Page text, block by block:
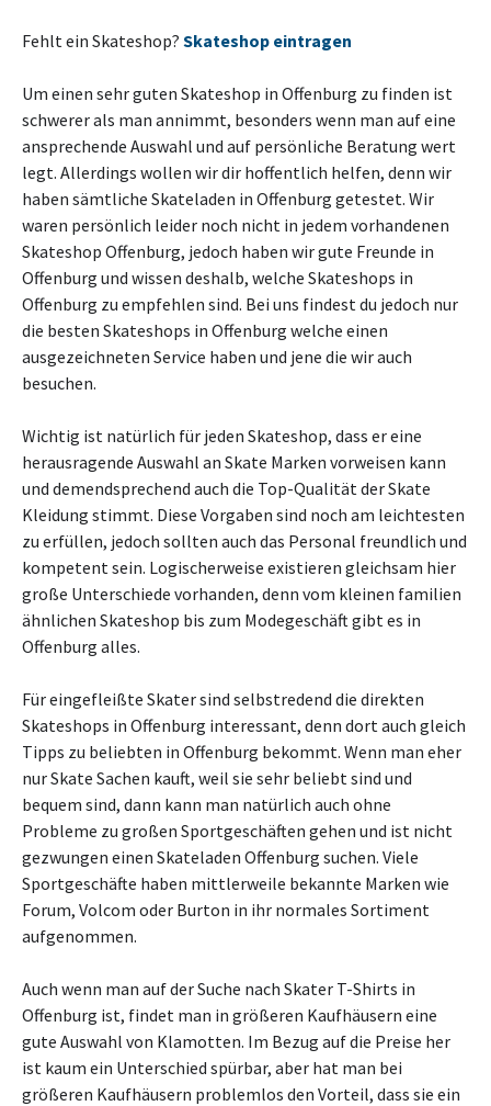
Fehlt ein Skateshop? Skateshop eintragen
Um einen sehr guten Skateshop in Offenburg zu finden ist
schwerer als man annimmt, besonders wenn man auf eine
ansprechende Auswahl und auf persönliche Beratung wert
legt. Allerdings wollen wir dir hoffentlich helfen, denn wir
haben sämtliche Skateladen in Offenburg getestet. Wir
waren persönlich leider noch nicht in jedem vorhandenen
Skateshop Offenburg, jedoch haben wir gute Freunde in
Offenburg und wissen deshalb, welche Skateshops in
Offenburg zu empfehlen sind. Bei uns findest du jedoch nur
die besten Skateshops in Offenburg welche einen
ausgezeichneten Service haben und jene die wir auch
besuchen.
Wichtig ist natürlich für jeden Skateshop, dass er eine
herausragende Auswahl an Skate Marken vorweisen kann
und demendsprechend auch die Top-Qualität der Skate
Kleidung stimmt. Diese Vorgaben sind noch am leichtesten
zu erfüllen, jedoch sollten auch das Personal freundlich und
kompetent sein. Logischerweise existieren gleichsam hier
große Unterschiede vorhanden, denn vom kleinen familien
ähnlichen Skateshop bis zum Modegeschäft gibt es in
Offenburg alles.
Für eingefleißte Skater sind selbstredend die direkten
Skateshops in Offenburg interessant, denn dort auch gleich
Tipps zu beliebten in Offenburg bekommt. Wenn man eher
nur Skate Sachen kauft, weil sie sehr beliebt sind und
bequem sind, dann kann man natürlich auch ohne
Probleme zu großen Sportgeschäften gehen und ist nicht
gezwungen einen Skateladen Offenburg suchen. Viele
Sportgeschäfte haben mittlerweile bekannte Marken wie
Forum, Volcom oder Burton in ihr normales Sortiment
aufgenommen.
Auch wenn man auf der Suche nach Skater T-Shirts in
Offenburg ist, findet man in größeren Kaufhäusern eine
gute Auswahl von Klamotten. Im Bezug auf die Preise her
ist kaum ein Unterschied spürbar, aber hat man bei
größeren Kaufhäusern problemlos den Vorteil, dass sie ein